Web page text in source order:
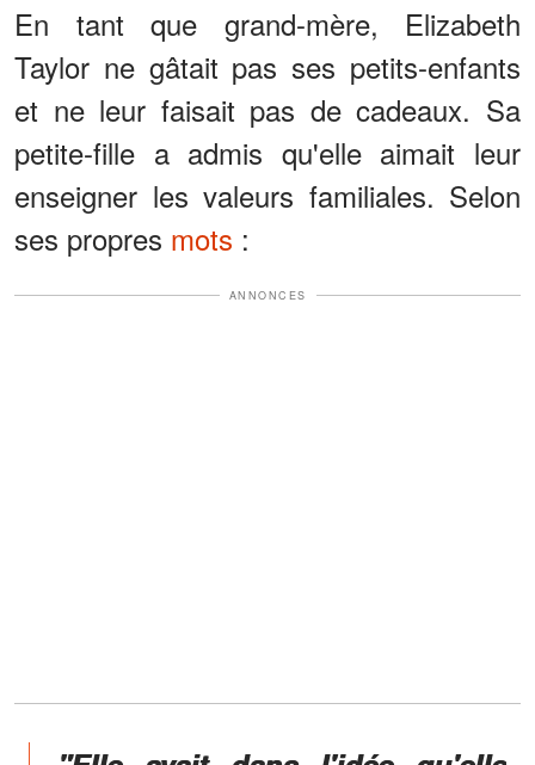
En tant que grand-mère, Elizabeth
Taylor ne gâtait pas ses petits-enfants
et ne leur faisait pas de cadeaux. Sa
petite-fille a admis qu'elle aimait leur
enseigner les valeurs familiales. Selon
ses propres mots :
ANNONCES